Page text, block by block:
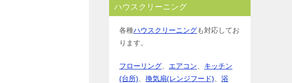
ハウスクリーニング
各種ハウスクリーニングも対応してお
ります。
フローリング エアコン
キッチン
(台所)
換気扇(レンジフード)
浴